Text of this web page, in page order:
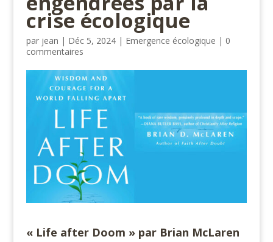
crise écologique
par jean | Déc 5, 2024| Emergence écologique | 0
commentaires
« Life after Doom » par Brian McLaren